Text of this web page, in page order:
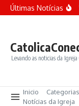
Ir para o conteúdo
Últimas NotíciasTerça-
Levando as noticias da Igreja
Inicio Categorias
Notícias da Igreja